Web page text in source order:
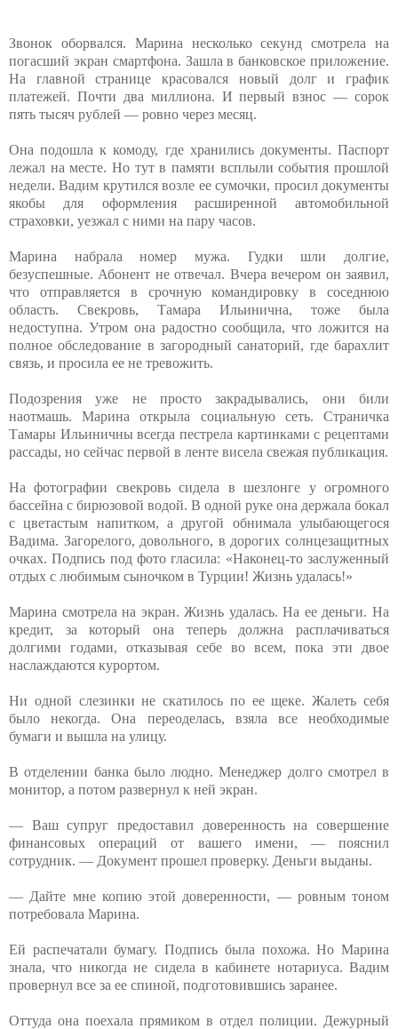
Звонок оборвался. Марина несколько секунд смотрела на
погасший экран смартфона. Зашла в банковское приложение.
На главной странице красовался новый долг и график
платежей. Почти два миллиона. И первый взнос — сорок
пять тысяч рублей — ровно через месяц.
Она подошла к комоду, где хранились документы. Паспорт
лежал на месте. Но тут в памяти всплыли события прошлой
недели. Вадим крутился возле ее сумочки, просил документы
якобы для оформления расширенной автомобильной
страховки, уезжал с ними на пару часов.
Марина набрала номер мужа. Гудки шли долгие,
безуспешные. Абонент не отвечал. Вчера вечером он заявил,
что отправляется в срочную командировку в соседнюю
область. Свекровь, Тамара Ильинична, тоже была
недоступна. Утром она радостно сообщила, что ложится на
полное обследование в загородный санаторий, где барахлит
связь, и просила ее не тревожить.
Подозрения уже не просто закрадывались, они били
наотмашь. Марина открыла социальную сеть. Страничка
Тамары Ильиничны всегда пестрела картинками с рецептами
рассады, но сейчас первой в ленте висела свежая публикация.
На фотографии свекровь сидела в шезлонге у огромного
бассейна с бирюзовой водой. В одной руке она держала бокал
с цветастым напитком, а другой обнимала улыбающегося
Вадима. Загорелого, довольного, в дорогих солнцезащитных
очках. Подпись под фото гласила: «Наконец-то заслуженный
отдых с любимым сыночком в Турции! Жизнь удалась!»
Марина смотрела на экран. Жизнь удалась. На ее деньги. На
кредит, за который она теперь должна расплачиваться
долгими годами, отказывая себе во всем, пока эти двое
наслаждаются курортом.
Ни одной слезинки не скатилось по ее щеке. Жалеть себя
было некогда. Она переоделась, взяла все необходимые
бумаги и вышла на улицу.
В отделении банка было людно. Менеджер долго смотрел в
монитор, а потом развернул к ней экран.
— Ваш супруг предоставил доверенность на совершение
финансовых операций от вашего имени, — пояснил
сотрудник. — Документ прошел проверку. Деньги выданы.
— Дайте мне копию этой доверенности, — ровным тоном
потребовала Марина.
Ей распечатали бумагу. Подпись была похожа. Но Марина
знала, что никогда не сидела в кабинете нотариуса. Вадим
провернул все за ее спиной, подготовившись заранее.
Оттуда она поехала прямиком в отдел полиции. Дежурный